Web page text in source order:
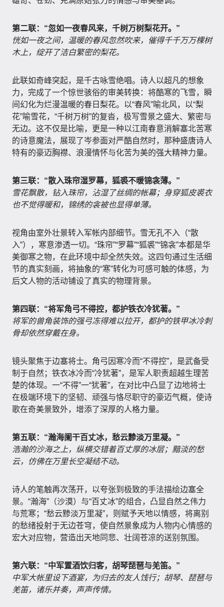
第二联：“忽如一夜春风来，千树万树梨花开。”
恍如一夜之间，温暖的春风忽然吹来，催得千千万万棵树
木上，绽开了洁白繁密的梨花。
此联如奇峰突起，是千古咏雪绝唱。诗人以超凡的想象
力，完成了一个惊世骇俗的审美转换：将酷寒的飞雪，瞬
间幻化为烂漫温暖的春日梨花。以“春风”喻北风，以“梨
花”喻雪花，“千树万树”的复沓，极写雪景之盛大、繁密与
无边。这不仅是比喻，更是一种以江南春意消解塞北苦寒
的诗意魔法，展现了岑参面对严酷自然时，那种盛唐诗人
特有的豪迈胸襟、浪漫情怀与化苦为美的强大精神力量。
第三联：“散入珠帘湿罗幕，狐裘不暖锦衾薄。”
雪花飘散，钻入珠帘，沾湿了丝绸的帐幕；身穿狐皮裘衣
也不觉得暖和，锦绣的衾被也显得单薄。
视角由室外壮景转入军帐内部细节。雪无孔不入（“散
入”），寒意渗透一切。“珠帘”“罗幕”“狐裘”“锦衾”本都是华
美御寒之物，在此环境中却全然失效。这四句通过生活细
节的真实刻画，将抽象的“寒”转化为可感可触的体感，为
后文人物的活动铺设了真实的物理背景。
第四联：“将军角弓不得控，都护铁衣冷犹著。”
将军的兽角装饰的强弓冻得难以拉开，都护的铁甲冰冷刺
骨却依然穿戴在身。
镜头聚焦于边塞将士。角弓因寒冷而“不得控”，是武备受
制于自然；铁衣冰冷而“冷犹著”，是军人职责超越生理苦
楚的体现。一“不得”一“犹著”，在对比中凸显了边地将士
在极端环境下的坚韧、顽强与恪尽职守的豪迈气概，使诗
歌在奇美景致外，增添了深厚的人格力量。
第五联：“瀚海阑干百丈冰，愁云黪淡万里凝。”
浩瀚的沙海之上，纵横交错着百丈厚的冰层；黯淡的愁
云，仿佛在万里长空凝结不动。
诗人的笔触再次荡开，以夸张到极致的手法描绘边塞全
景。“瀚海”（沙漠）与“百丈冰”的组合，凸显自然之伟力
与荒寒；“愁云黪淡万里凝”，则赋予天地以情感，将离别
的愁绪投射于无边苍穹，使自然景象成为人物内心情感的
宏大对应物，营造出天地同悲、壮阔苍凉的送别氛围。
第六联：“中军置酒饮归客，胡琴琵琶与羌笛。”
中军大帐里设下酒宴，为归去的友人饯行；胡琴、琵琶与
羌笛，诸乐并奏，声声传情。